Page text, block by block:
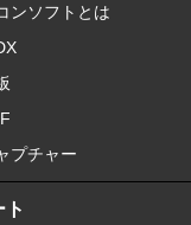
ンソフトとは
プチャー